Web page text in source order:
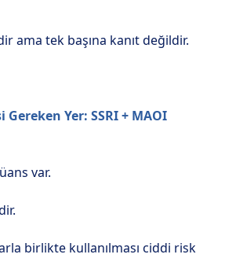
ama tek başına kanıt değildir.
Yer: SSRI + MAOI
var.
birlikte kullanılması ciddi risk